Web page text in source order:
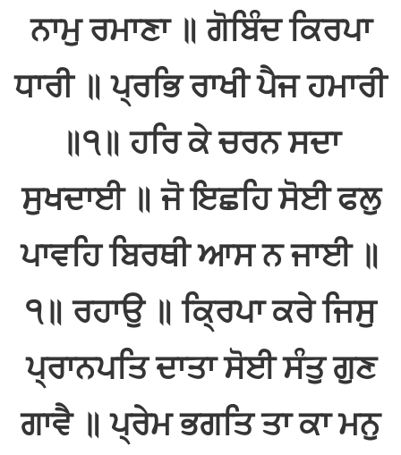
ਨਾਮੁ ਰਮਾਣਾ ॥ ਗੋਬਿੰਦ ਕਿਰਪਾ
ਧਾਰੀ ॥ ਪ੍ਰਭਿ ਰਾਖੀ ਪੈਜ ਹਮਾਰੀ
॥੧॥ ਹਰਿ ਕੇ ਚਰਨ ਸਦਾ
ਸੁਖਦਾਈ ॥ ਜੋ ਇਛਹਿ ਸੋਈ ਫਲੁ
ਪਾਵਹਿ ਬਿਰਥੀ ਆਸ ਨ ਜਾਈ ॥
੧॥ ਰਹਾਉ ॥ ਕ੍ਰਿਪਾ ਕਰੇ ਜਿਸੁ
ਪ੍ਰਾਨਪਤਿ ਦਾਤਾ ਸੋਈ ਸੰਤੁ ਗੁਣ
ਗਾਵੈ ॥ ਪ੍ਰੇਮ ਭਗਤਿ ਤਾ ਕਾ ਮਨੁ